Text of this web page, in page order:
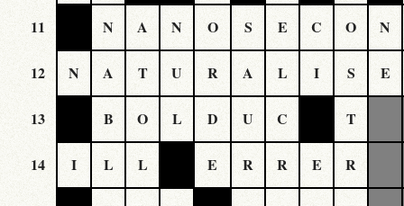
11 N A N O S E C O N
12 N A T U R A L I S E
13 B O L D U C T
14 I L L E R R E R